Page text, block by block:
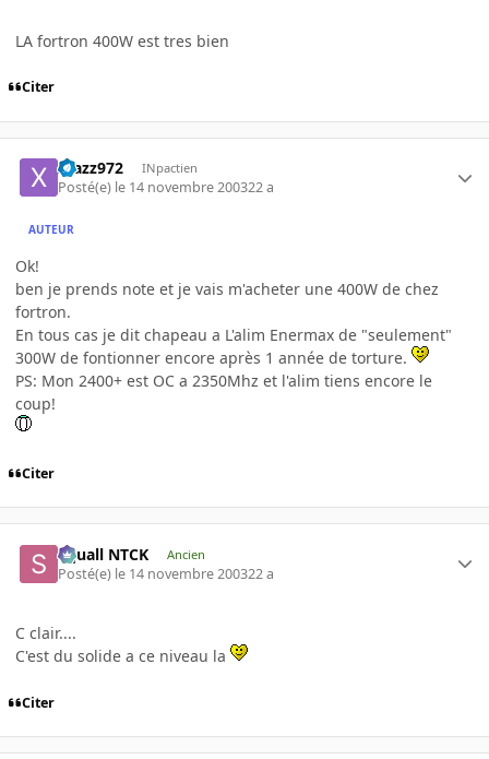
LA fortron 400W est tres bien
Citer
xtazz972 INpactien
Posté(e) le 14 novembre 200322 a
AUTEUR
Ok!
ben je prends note et je vais m'acheter une 400W de chez
fortron.
En tous cas je dit chapeau a L'alim Enermax de "seulement"
300W de fontionner encore après 1 année de torture.
PS: Mon 2400+ est OC a 2350Mhz et l'alim tiens encore le
coup!
Citer
Squall NTCK Ancien
Posté(e) le 14 novembre 200322 a
C clair....
C'est du solide a ce niveau la
Citer